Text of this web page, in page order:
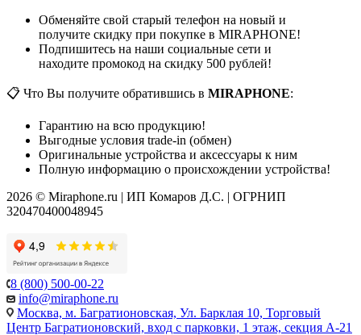
Обменяйте свой старый телефон на новый и
получите скидку при покупке в MIRAPHONE!
Подпишитесь на наши социальные сети и
находите промокод на скидку 500 рублей!
📋 Что Вы получите обратившись в MIRAPHONE:
Гарантию на всю продукцию!
Выгодные условия trade-in (обмен)
Оригинальные устройства и аксессуары к ним
Полную информацию о происхождении устройства!
2026 © Miraphone.ru | ИП Комаров Д.С. | ОГРНИП
320470400048945
8 (800) 500-00-22
info@miraphone.ru
Москва, м. Багратионовская, Ул. Барклая 10, Торговый
Центр Багратионовский, вход с парковки, 1 этаж, секция А-21